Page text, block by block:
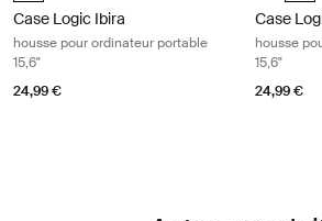
Case Logic Ibira
housse pour ordinateur portable
15,6"
24,99 €
Case
housse
15,6"
24,99 €